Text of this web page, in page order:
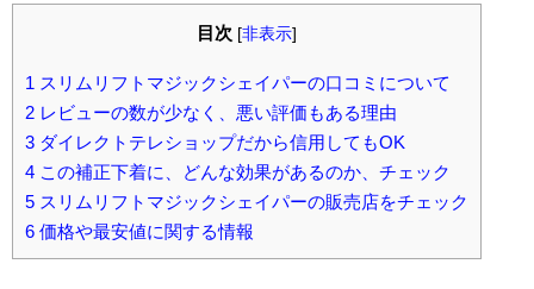
目次 [非表示]
1 スリムリフトマジックシェイパーの口コミについて
2 レビューの数が少なく、悪い評価もある理由
3 ダイレクトテレショップだから信用してもOK
4 この補正下着に、どんな効果があるのか、チェック
5 スリムリフトマジックシェイパーの販売店をチェック
6 価格や最安値に関する情報